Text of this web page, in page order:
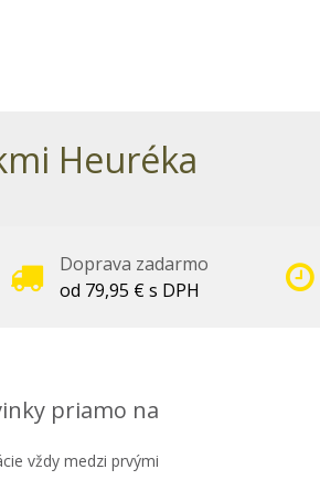
Heuréka
Doprava zadarmo
od 79,95 € s DPH
priamo na
vždy medzi prvými